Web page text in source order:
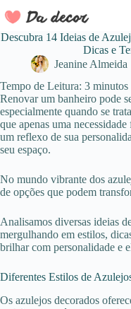
para
o
conteúdo
Descubra 14 Ideias de
Dicas e
Jeanine Almeida
Tempo de Leitura: 3 minutos
Renovar um banheiro pode
especialmente quando se
que apenas uma
um reflexo de sua
seu espaço.
No mundo vibrante dos
de opções que podem
Analisamos diversas ideias
mergulhando em estilos,
brilhar com personalidade e
Diferentes Estilos de
Os azulejos decorados